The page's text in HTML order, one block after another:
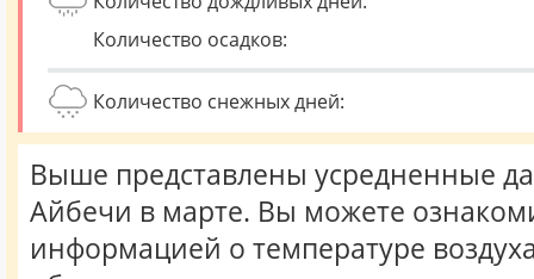
Количество осадков:
Количество снежных дней:
Выше представлены усредненные
Айбечи в марте. Вы можете
информацией о температуре